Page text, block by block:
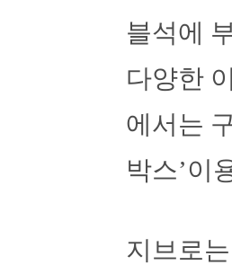
블석에
다양한
에서는
박스’이
지브로